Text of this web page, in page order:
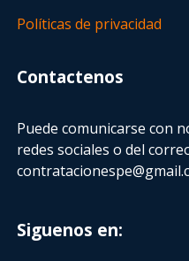
Políticas de privacidad
Contactenos
Puede comunicarse con
redes sociales o del
Siguenos en: